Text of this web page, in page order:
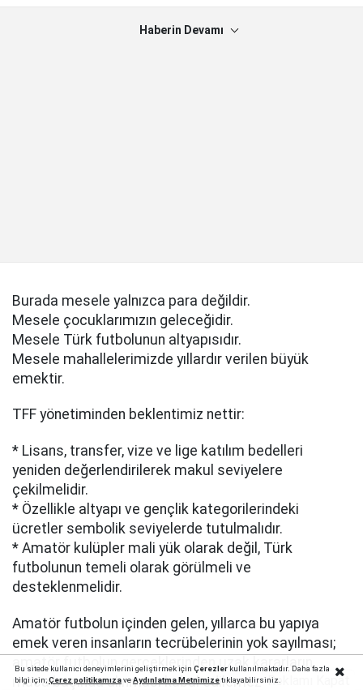
Haberin Devamı
Burada mesele yalnızca para değildir.
Mesele çocuklarımızın geleceğidir.
Mesele Türk futbolunun altyapısıdır.
Mesele mahallelerimizde yıllardır verilen büyük
emektir.
TFF yönetiminden beklentimiz nettir:
* Lisans, transfer, vize ve lige katılım bedelleri
yeniden değerlendirilerek makul seviyelere
çekilmelidir.
* Özellikle altyapı ve gençlik kategorilerindeki
ücretler sembolik seviyelerde tutulmalıdır.
* Amatör kulüpler mali yük olarak değil, Türk
futbolunun temeli olarak görülmeli ve
desteklenmelidir.
Amatör futbolun içinden gelen, yıllarca bu yapıya
emek veren insanların tecrübelerinin yok sayılması;
amatör futbolun gerçeklerinden uzak kararların
masa başında alınması kabul edilemez.
Bu sitede kullanıcı deneyimlerini geliştirmek için Çerezlerkullanılmaktadır. Daha fazla
bilgi için;Çerez politikamızaveAydınlatma Metnimizetıklayabilirsiniz.Reklamı Kapat